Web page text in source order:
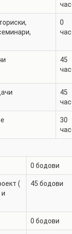
0
45
45
30
0 бодови
(
45 бодови
0 бодови